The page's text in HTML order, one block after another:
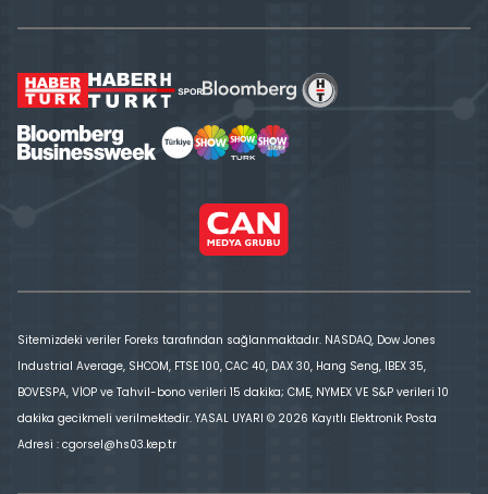
Sitemizdeki veriler Foreks tarafından sağlanmaktadır. NASDAQ, Dow Jones
Industrial Average, SHCOM, FTSE 100, CAC 40, DAX 30, Hang Seng, IBEX 35,
BOVESPA, VİOP ve Tahvil-bono verileri 15 dakika; CME, NYMEX VE S&P verileri 10
dakika gecikmeli verilmektedir. YASAL UYARI © 2026 Kayıtlı Elektronik Posta
Adresi : cgorsel@hs03.kep.tr